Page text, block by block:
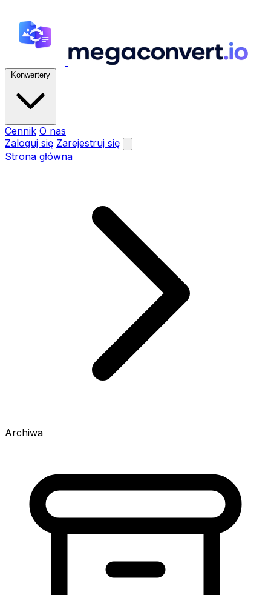
Konwertery
Cennik O nas
Zaloguj się Zarejestruj się
Strona główna
Archiwa